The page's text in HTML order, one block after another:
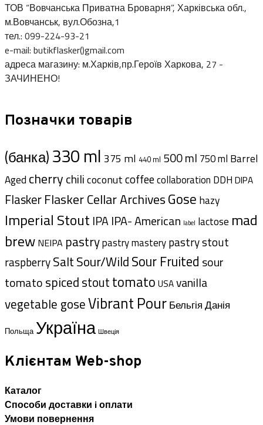
ТОВ “Вовчанська Приватна Броварня”, Харківська обл.,
м.Вовчанськ, вул.Обозна,1
тел.: 099-224-93-21
e-mail: butikflasker()gmail.com
адреса магазину: м.Харків,пр.Героїв Харкова, 27 -
ЗАЧИНЕНО!
Позначки товарів
(банка)330 ml 375 ml 440 ml 500 ml 750 ml Barrel
Aged cherrychilicoconutcoffeecollaboration DDH DIPA
FlaskerFlasker Cellar ArchivesGose hazy
Imperial Stout IPA IPA- American label lactose mad
brew NEIPA pastrypastry masterypastry stout
raspberrySaltSour/WildSour Fruited sour
tomatospicedstouttomato USAvanilla
vegetable goseVibrant PourБельгіяДанія
Польща Україна Швеція
Клієнтам Web-shop
Каталог
Способи доставки i оплати
Умови повернення